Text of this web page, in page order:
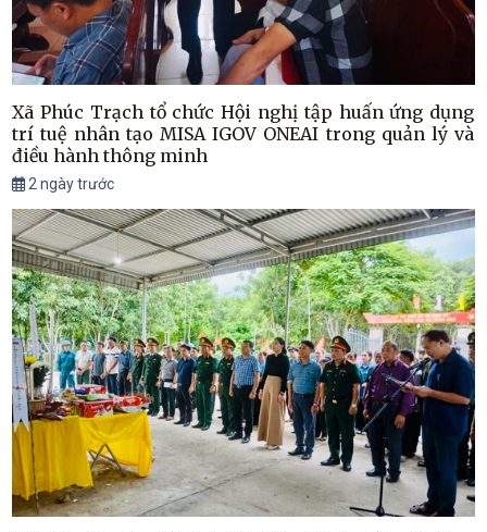
Xã Phúc Trạch tổ chức Hội nghị tập huấn ứng dụng
trí tuệ nhân tạo MISA IGOV ONEAI trong quản lý và
điều hành thông minh
2 ngày trước